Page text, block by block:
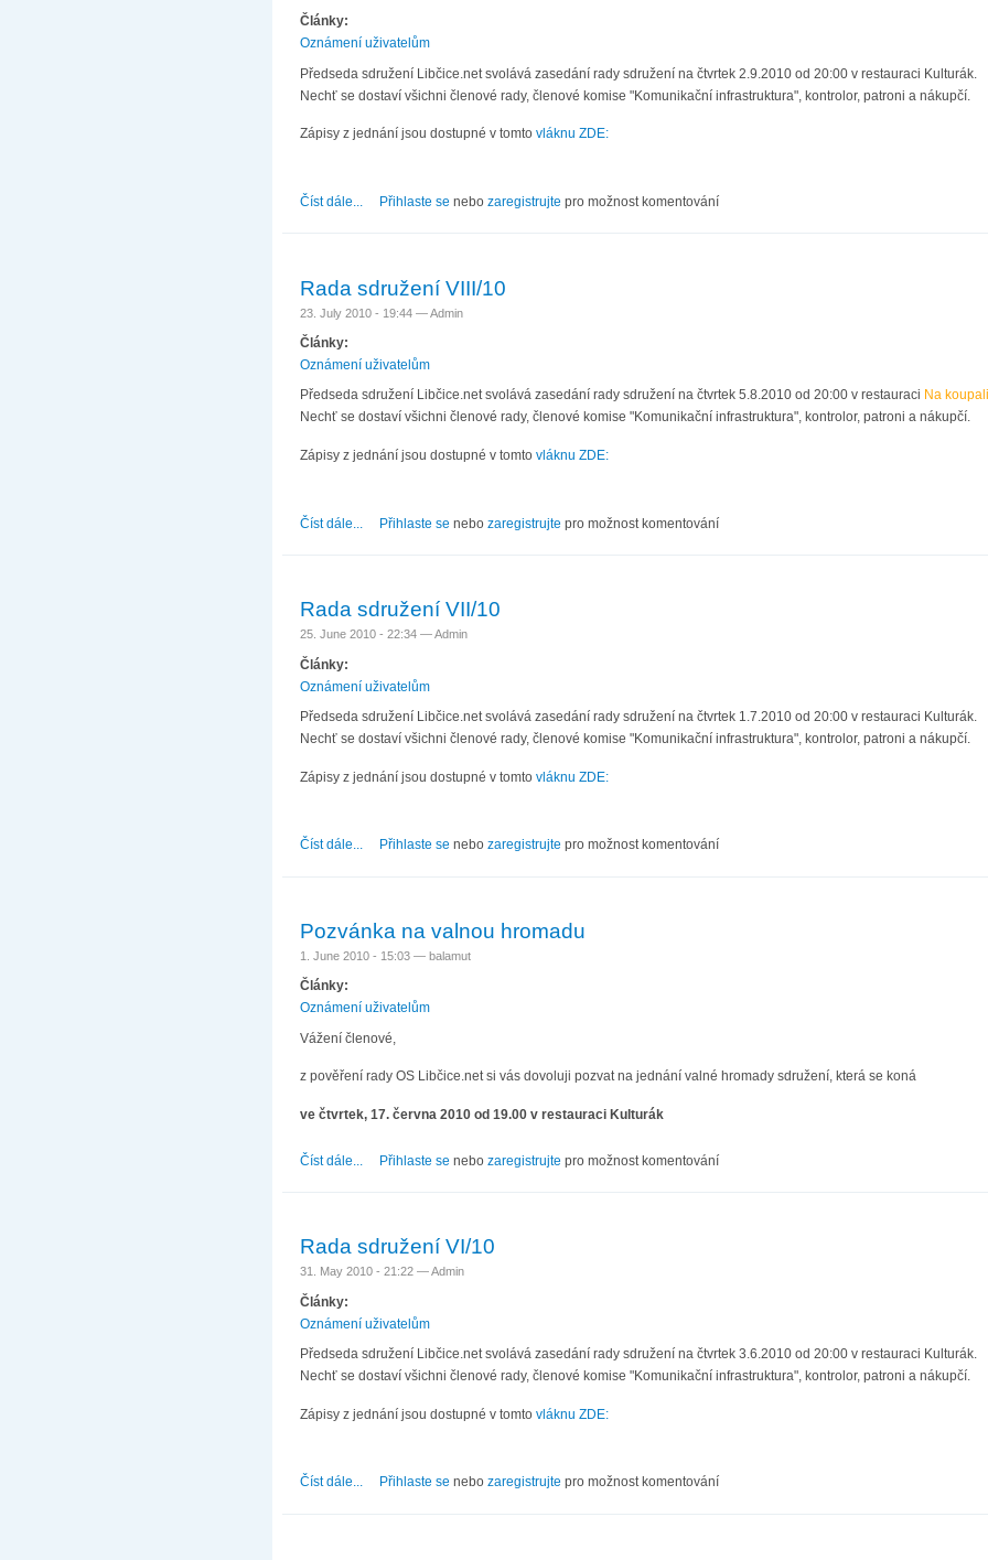
Články:
Oznámení uživatelům
Předseda sdružení Libčice.net svolává zasedání rady sdružení na čtvrtek 2.9.2010 od 20:00 v restauraci Kulturák.
Nechť se dostaví všichni členové rady, členové komise "Komunikační infrastruktura", kontrolor, patroni a nákupčí.
Zápisy z jednání jsou dostupné v tomto vláknu ZDE:
Číst dále... about Rada sdružení IX/10
Přihlaste se nebozaregistrujte pro možnost komentování
Rada sdružení VIII/10
23. July 2010 - 19:44 —Admin
Články:
Oznámení uživatelům
Předseda sdružení Libčice.net svolává zasedání rady sdružení na čtvrtek 5.8.2010 od 20:00 v restauraci Na
Nechť se dostaví všichni členové rady, členové komise "Komunikační infrastruktura", kontrolor, patroni a nákupčí.
Zápisy z jednání jsou dostupné v tomto vláknu ZDE:
Číst dále... about Rada sdružení VIII/10
Přihlaste se nebozaregistrujte pro možnost komentování
Rada sdružení VII/10
25. June 2010 - 22:34 —Admin
Články:
Oznámení uživatelům
Předseda sdružení Libčice.net svolává zasedání rady sdružení na čtvrtek 1.7.2010 od 20:00 v restauraci Kulturák.
Nechť se dostaví všichni členové rady, členové komise "Komunikační infrastruktura", kontrolor, patroni a nákupčí.
Zápisy z jednání jsou dostupné v tomto vláknu ZDE:
Číst dále... about Rada sdružení VII/10
Přihlaste se nebozaregistrujte pro možnost komentování
Pozvánka na valnou hromadu
1. June 2010 - 15:03 — balamut
Články:
Oznámení uživatelům
Vážení členové,
z pověření rady OS Libčice.net si vás dovoluji pozvat na jednání valné hromady sdružení, která se koná
ve čtvrtek, 17. června 2010 od 19.00 v restauraci Kulturák
Číst dále... about Pozvánka na valnou hromadu
Přihlaste se nebozaregistrujte pro možnost komentování
Rada sdružení VI/10
31. May 2010 - 21:22 —Admin
Články:
Oznámení uživatelům
Předseda sdružení Libčice.net svolává zasedání rady sdružení na čtvrtek 3.6.2010 od 20:00 v restauraci Kulturák.
Nechť se dostaví všichni členové rady, členové komise "Komunikační infrastruktura", kontrolor, patroni a nákupčí.
Zápisy z jednání jsou dostupné v tomto vláknu ZDE:
Číst dále... about Rada sdružení VI/10
Přihlaste se nebozaregistrujte pro možnost komentování